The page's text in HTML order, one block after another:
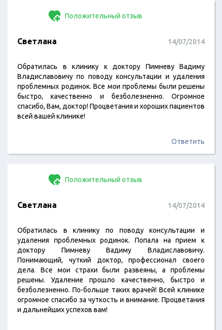
Положительный отзыв
Светлана 14/07/2014
Обратилась в клинику к доктору Пимневу Вадиму
Владиславовичу по поводу консультации и удаления
проблемных родинок. Все мои проблемы были решены
быстро, качественно и безболезненно. Огромное
спасибо, Вам, доктор! Процветания и хороших пациентов
всей вашей клинике!
Ответить
Положительный отзыв
Светлана 14/07/2014
Обратилась в клинику по поводу консультации и
удаления проблемных родинок. Попала на прием к
доктору Пимневу Вадиму Владиславовичу.
Понимающий, чуткий доктор, профессионал своего
дела. Все мои страхи были развеяны, а проблемы
решены. Удаление прошло качественно, быстро и
безболезненно. По-больше таких врачей! Всей клинике
огромное спасибо за чуткость и внимание. Процветания
и дальнейших успехов вам!